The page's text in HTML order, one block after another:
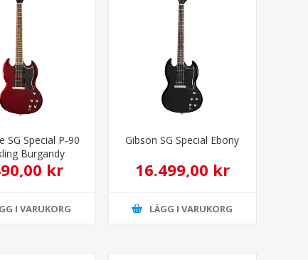
SG Special P-90
Burgandy
kr
I VARUKORG
Gibson SG Special Ebony
16.499,00 kr
LÄGG I VARUKORG